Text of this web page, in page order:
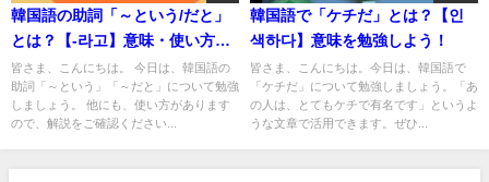
韓国語の助詞「～という/だと」
とは？【-라고】意味・使い方を
教えて！
皆さま、こんにちは。 今日は、韓国語の
助詞「～という」「～だと」について勉強
しましょう。 他にも、使い方があります
ので、解説をご確認ください...
韓国語で「ケチだ」とは？【인
색하다】意味を勉強しよう！
皆さま、こんにちは。今日は、韓国語で
「ケチだ」について勉強しましょう。「あ
の人は、とてもケチで有名です」というよ
うな文章で活用できます。ぜひ...